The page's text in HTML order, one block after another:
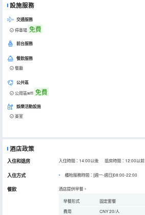
設施服務
交通服務
停車場 免費
前台服務
餐飲服務
餐廳
公共區
公用區wifi 免費
娛樂活動設施
茶室
酒店政策
入住和退房 入住時間：14:00以後 退房時間：12:00以前
入住方式 櫃枱服務時間：[週一-週日]08:00-22:00
餐飲 酒店提供早餐。
早餐形式
固定套餐
費用
CNY 20/人